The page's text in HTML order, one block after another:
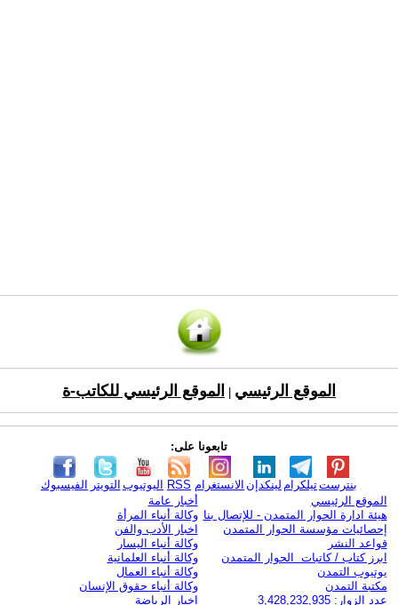
الموقع الرئيسي الموقع الرئيسي للكاتب-ة
تابعونا على:
الفيسبوك التويتر اليوتيوب RSS الانستغرام لينكدإن تيلكرامبنترست
الموقع الرئيسي
هيئة ادارة الحوار المتمدن - للإتصال بنا
إحصائيات مؤسسة الحوار المتمدن
قواعد النشر
ابرز كتاب / كاتبات الحوار المتمدن
يوتيوب التمدن
مكتبة التمدن
عدد الزوار: 3,428,232,935
أخبار عامة
وكالة أنباء المرأة
اخبار الأدب والفن
وكالة أنباء اليسار
وكالة أنباء العلمانية
وكالة أنباء العمال
وكالة أنباء حقوق الإنسان
اخبار الرياضة